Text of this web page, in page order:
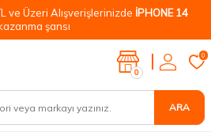
ve Üzeri Alışverişlerinizde İPHONE 14
şansı
ARA
0
0